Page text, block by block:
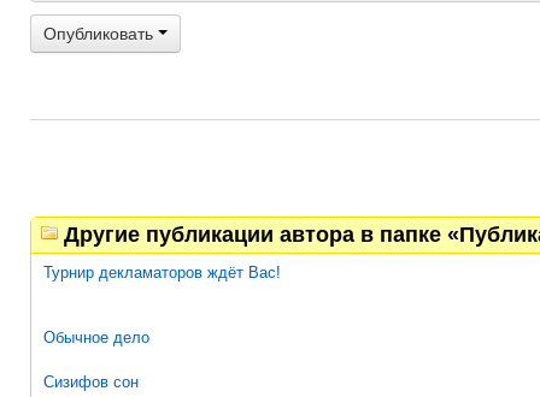
Опубликовать
Другие публикации автора в папке
Турнир декламаторов ждёт Вас!
Обычное дело
Сизифов сон